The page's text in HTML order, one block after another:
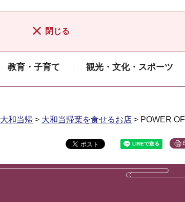
閉じる
教育・子育て 観光・文化・スポーツ
大和当帰 > 大和当帰葉を食せるお店 > POWER